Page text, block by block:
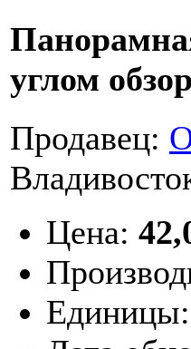
углом
Продавец:
Цена:
Единицы: